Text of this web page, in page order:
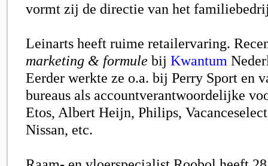
vormt zij de directie van het
Leinarts heeft ruime retailervaring.
marketing & formule bij Kwantum
Eerder werkte ze o.a. bij Perry Sport en
bureaus als accountverantwoordelijke
Etos, Albert Heijn, Philips,
Nissan, etc.